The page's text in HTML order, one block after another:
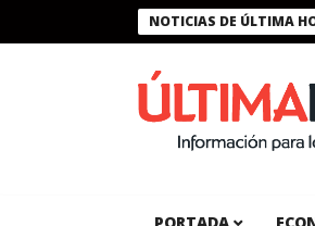
NOTICIAS DE ÚLTIMA
Presidente Bukele condecora a